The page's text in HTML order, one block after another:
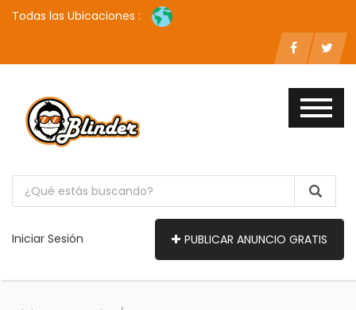
Todas las Ubicaciones :
Iniciar Sesión PUBLICAR ANUNCIO GRATIS